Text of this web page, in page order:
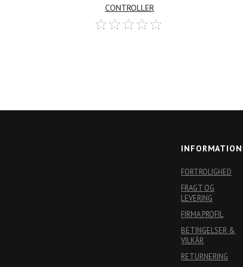
CONTROLLER
Log ind her
for at købe
FORTROLIGHED
FRAGT OG
LEVERING
FIRMA PROFIL
BETINGELSER &
VILKÅR
RETURNERING